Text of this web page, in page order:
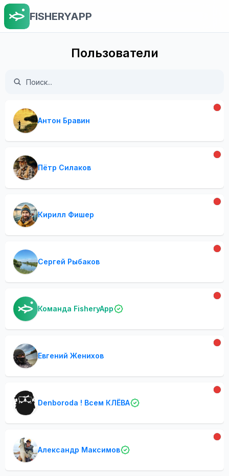
FISHERYAPP
Пользователи
Антон Бравин
Пётр Силаков
Кирилл Фишер
Сергей Рыбаков
Команда FisheryApp
Евгений Женихов
Denboroda ! Всем КЛЁВА
Александр Максимов